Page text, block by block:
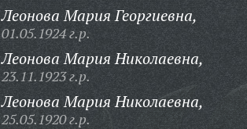
Леонова Мария Георгиевна,
01.05.1924 г.р.
Леонова Мария Николаевна,
23.11.1923 г.р.
Леонова Мария Николаевна,
25.05.1920 г.р.